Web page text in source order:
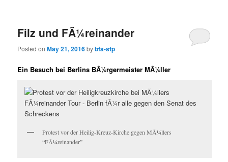
Filz und FÃ¼reinander
Posted onMay 21, 2016bybfa-stp
Ein Besuch bei Berlins BÃ¼rgermeister MÃ¼ller
Protest vor der Heilig-Kreuz-Kirche gegen MÃ¼llers
“FÃ¼reinander”